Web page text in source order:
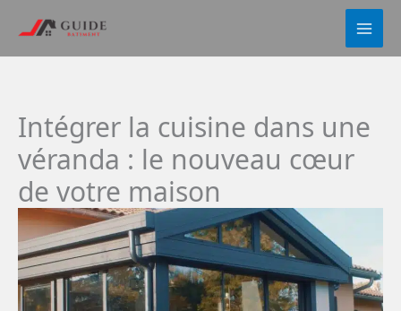
contenu
Intégrer la cuisine dans une
véranda : le nouveau cœur
de votre maison